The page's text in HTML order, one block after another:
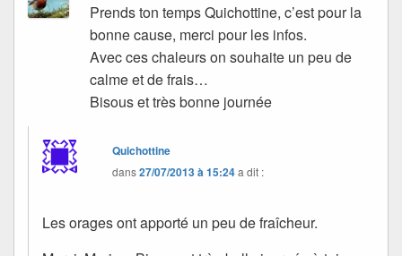
Prends ton temps Quichottine, c’est pour la
bonne cause, merci pour les infos.
Avec ces chaleurs on souhaite un peu de
calme et de frais…
Bisous et très bonne journée
Quichottine
dans27/07/2013 à 15:24a dit :
Les orages ont apporté un peu de fraîcheur.